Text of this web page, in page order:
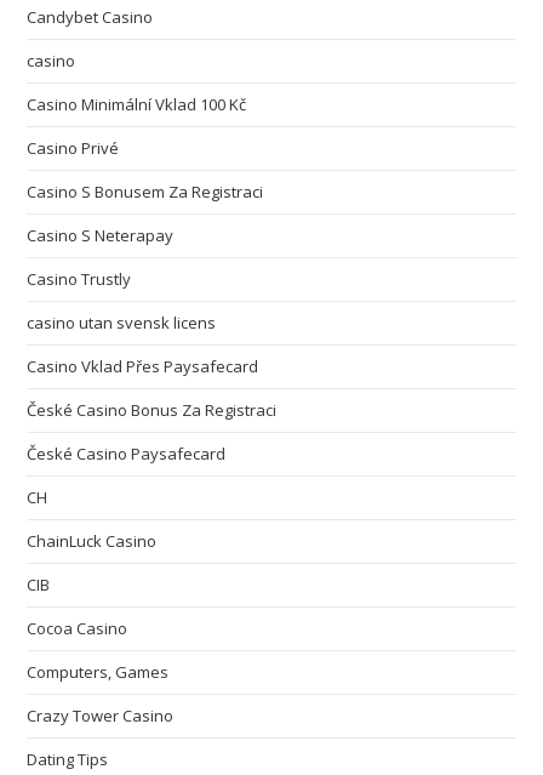
Candybet Casino
casino
Casino Minimální Vklad 100 Kč
Casino Privé
Casino S Bonusem Za Registraci
Casino S Neterapay
Casino Trustly
casino utan svensk licens
Casino Vklad Přes Paysafecard
České Casino Bonus Za Registraci
České Casino Paysafecard
CH
ChainLuck Casino
CIB
Cocoa Casino
Computers, Games
Crazy Tower Сasino
Dating Tips